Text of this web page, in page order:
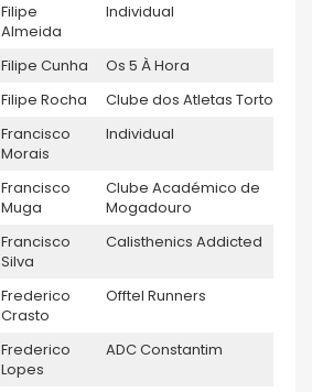
Filipe
Almeida
Individual
Filipe Cunha
Os 5 À Hora
Filipe Rocha
Clube dos Atletas Tortos
Francisco
Morais
Individual
Francisco
Muga
Clube Académico de
Mogadouro
Francisco
Silva
Calisthenics Addicted
Frederico
Crasto
Offtel Runners
Frederico
Lopes
ADC Constantim